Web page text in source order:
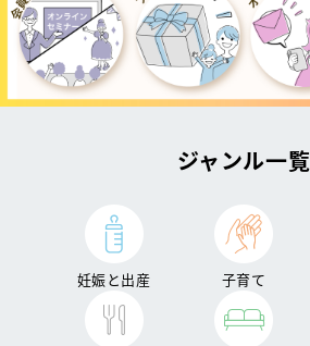
ジャンル一覧
妊娠と出産 子育て